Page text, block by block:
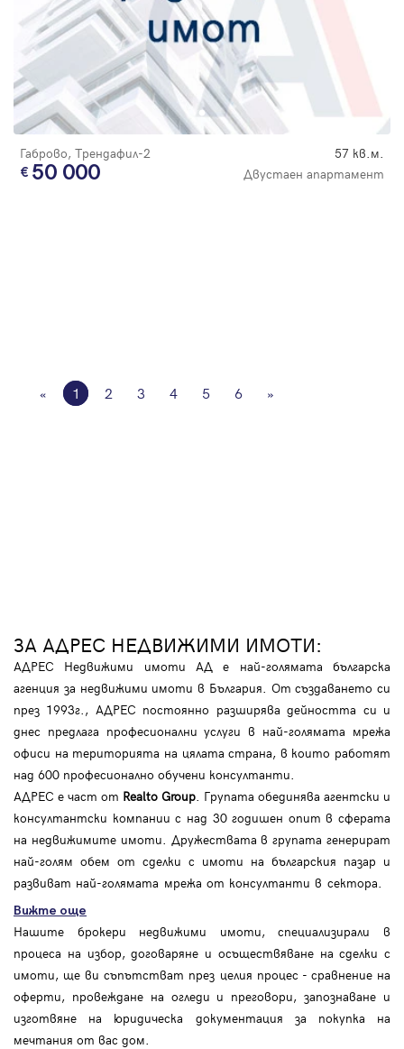
Габрово, Трендафил-2 57 кв.м.
50 000 Двустаен апартамент
« 1 2 3 4 5 6 »
ЗА АДРЕС НЕДВИЖИМИ ИМОТИ:
АДРЕС Недвижими имоти АД е най-голямата българска
агенция за недвижими имоти в България. От създаването си
през 1993г., АДРЕС постоянно разширява дейността си и
днес предлага професионални услуги в най-голямата мрежа
офиси на територията на цялата страна, в които работят
над 600 професионално обучени консултанти.
АДРЕС е част от Realto Group. Групата обединява агентски и
консултантски компании с над 30 годишен опит в сферата
на недвижимите имоти. Дружествата в групата генерират
най-голям обем от сделки с имоти на българския пазар и
развиват най-голямата мрежа от консултанти в сектора.
Вижте още
Нашите брокери недвижими имоти, специализирали в
процеса на избор, договаряне и осъществяване на сделки с
имоти, ще ви съпътстват през целия процес - сравнение на
оферти, провеждане на огледи и преговори, запознаване и
изготвяне на юридическа документация за покупка на
мечтания от вас дом.